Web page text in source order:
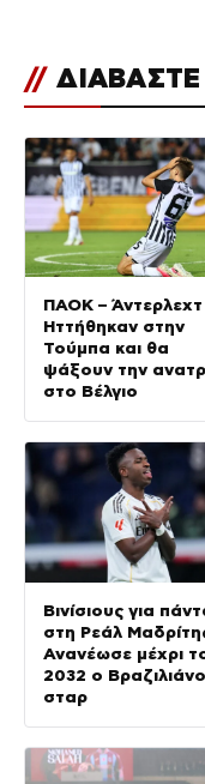
// ΔΙΑΒΑΣΤΕ
ΠΑΟΚ – Άντερλεχτ
Ηττήθηκαν στην
Τούμπα και θα
ψάξουν την
στο Βέλγιο
Βινίσιους για
στη Ρεάλ
Ανανέωσε μέχρι
2032 ο
σταρ